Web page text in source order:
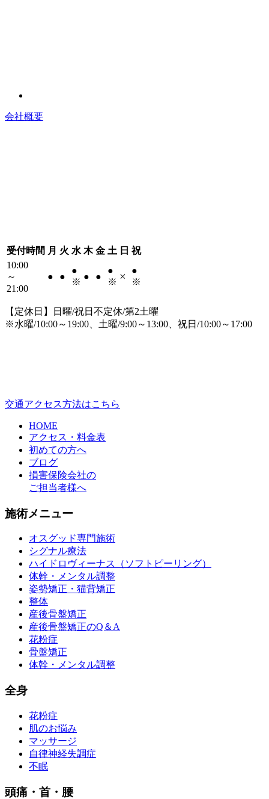
会社概要
受付時間 月 火 水 木 金 土 日 祝
10:00
～
21:00
● ●
●
※
● ●
●
※ ×
●
※
【定休日】日曜/祝日不定休/第2土曜
※水曜/10:00～19:00、土曜/9:00～13:00、祝日/10:00～17:00
交通アクセス方法はこちら
HOME
アクセス・料金表
初めての方へ
ブログ
損害保険会社の
ご担当者様へ
施術メニュー
オスグッド専門施術
シグナル療法
ハイドロヴィーナス（ソフトピーリング）
体幹・メンタル調整
姿勢矯正・猫背矯正
整体
産後骨盤矯正
産後骨盤矯正のQ＆A
花粉症
骨盤矯正
体幹・メンタル調整
全身
花粉症
肌のお悩み
マッサージ
自律神経失調症
不眠
頭痛・首・腰